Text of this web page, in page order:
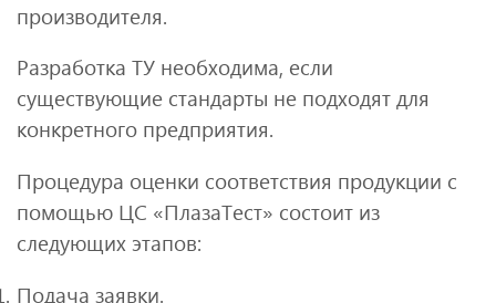
производителя.
Разработка ТУ необходима, если
существующие стандарты не подходят для
конкретного предприятия.
Процедура оценки соответствия продукции с
помощью ЦС «ПлазаТест» состоит из
следующих этапов:
Подача заявки.